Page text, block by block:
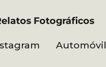
Fotográficos
Automóvil